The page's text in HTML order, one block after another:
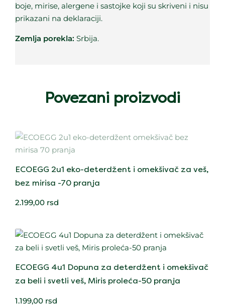
boje, mirise, alergene i sastojke koji su skriveni i nisu
prikazani na deklaraciji.
Zemlja porekla: Srbija.
Povezani proizvodi
ECOEGG 2u1 eko-deterdžent i omekšivač za veš,
bez mirisa -70 pranja
2.199,00 rsd
ECOEGG 4u1 Dopuna za deterdžent i omekšivač
za beli i svetli veš, Miris proleća-50 pranja
1.199,00 rsd